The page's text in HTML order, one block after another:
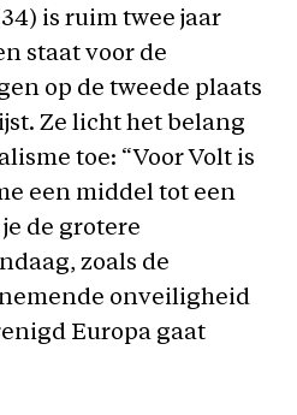
is ruim twee jaar
staat voor de
op de tweede plaats
Ze licht het belang
toe: “Voor Volt is
een middel tot een
de grotere
zoals de
onveiligheid
Europa gaat